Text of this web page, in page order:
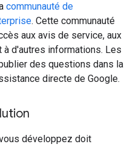
communauté de
. Cette communauté
aux avis de service, aux
d'autres informations. Les
des questions dans la
directe de Google.
développez doit